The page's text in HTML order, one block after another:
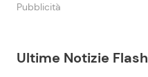
Ultime Notizie Flash
Pubblicità